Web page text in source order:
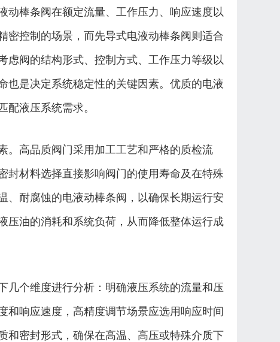
动棒条阀在额定流量、工作压力、响应速度以
密控制的场景，而先导式电液动棒条阀则适合
虑阀的结构形式、控制方式、工作压力等级以
也是决定系统稳定性的关键因素。优质的电液
液压系统需求。
。高品质阀门采用加工工艺和严格的质检流
封材料选择直接影响阀门的使用寿命及在特殊
、耐腐蚀的电液动棒条阀，以确保长期运行安
压油的消耗和系统负荷，从而降低整体运行成
几个维度进行分析：明确液压系统的流量和压
和响应速度，高精度调节场景应选用响应时间
和密封形式，确保在高温、高压或特殊介质下